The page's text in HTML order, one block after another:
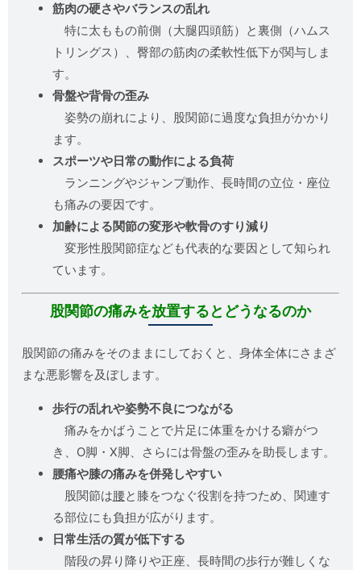
筋肉の硬さやバランスの乱れ
特に太ももの前側（大腿四頭筋）と裏側（ハムス
トリングス）、臀部の筋肉の柔軟性低下が関与しま
す。
骨盤や背骨の歪み
姿勢の崩れにより、股関節に過度な負担がかかり
ます。
スポーツや日常の動作による負荷
ランニングやジャンプ動作、長時間の立位・座位
も痛みの要因です。
加齢による関節の変形や軟骨のすり減り
変形性股関節症なども代表的な要因として知られ
ています。
股関節の痛みを放置するとどうなるのか
股関節の痛みをそのままにしておくと、身体全体にさまざ
まな悪影響を及ぼします。
歩行の乱れや姿勢不良につながる
痛みをかばうことで片足に体重をかける癖がつ
き、O脚・X脚、さらには骨盤の歪みを助長します。
腰痛や膝の痛みを併発しやすい
股関節は腰と膝をつなぐ役割を持つため、関連す
る部位にも負担が広がります。
日常生活の質が低下する
階段の昇り降りや正座、長時間の歩行が難しくな